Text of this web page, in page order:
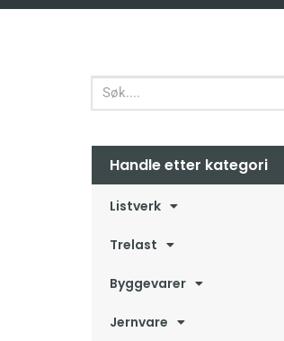
Handle etter kategori
Listverk
Trelast
Byggevarer
Jernvare